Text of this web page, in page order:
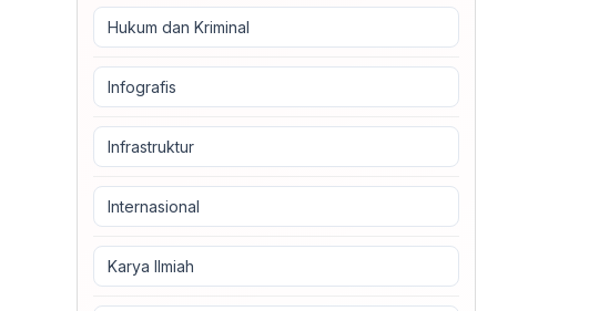
Hukum dan Kriminal
Infografis
Infrastruktur
Internasional
Karya Ilmiah